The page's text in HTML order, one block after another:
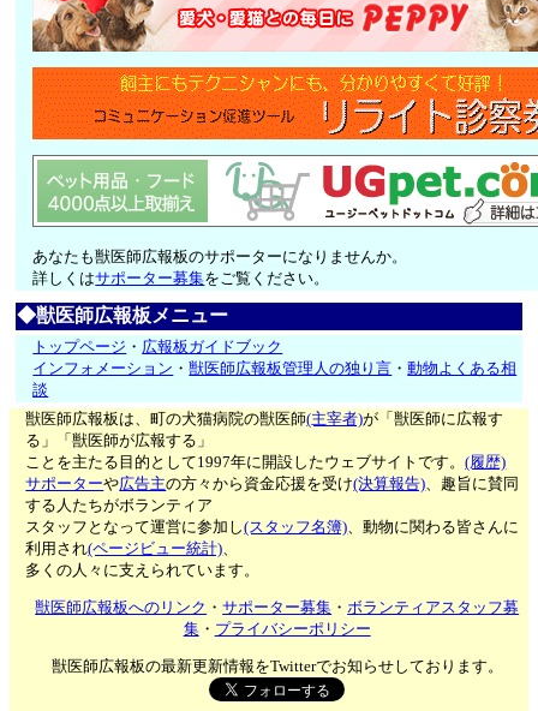
あなたも獣医師広報板のサポーターになりませんか。
詳しくはサポーター募集をご覧ください。
◆獣医師広報板メニュー
トップページ ・ 広報板ガイドブック
インフォメーション ・獣医師広報板管理人の独り言 ・動物よくある相
談
獣医師広報板は、町の犬猫病院の獣医師(主宰者)が「獣医師に広報す
る」「獣医師が広報する」
ことを主たる目的として1997年に開設したウェブサイトです。(履歴)
サポーターや広告主の方々から資金応援を受け(決算報告)、趣旨に賛同
する人たちがボランティア
スタッフとなって運営に参加し(スタッフ名簿)、動物に関わる皆さんに
利用され(ページビュー統計)、
多くの人々に支えられています。
獣医師広報板へのリンク ・サポーター募集 ・ボランティアスタッフ募
集・ プライバシーポリシー
獣医師広報板の最新更新情報をTwitterでお知らせしております。